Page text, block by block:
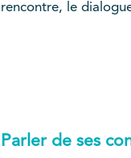
rencontre, le
Parler de ses